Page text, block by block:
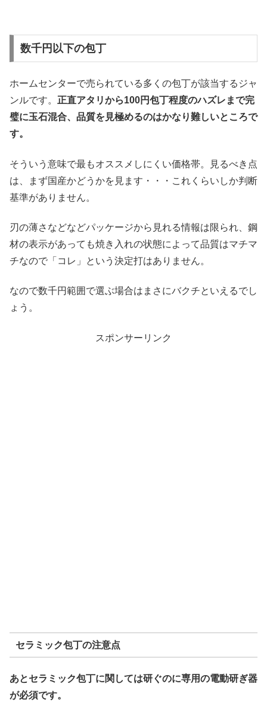
数千円以下の包丁
ホームセンターで売られている多くの包丁が該当するジャ
ンルです。 正直アタリから100円包丁程度のハズレまで完
璧に玉石混合、品質を見極めるのはかなり難しいところで
す。
そういう意味で最もオススメしにくい価格帯。見るべき点
は、まず国産かどうかを見ます・・・これくらいしか判断
基準がありません。
刃の薄さなどなどパッケージから見れる情報は限られ、鋼
材の表示があっても焼き入れの状態によって品質はマチマ
チなので「コレ」という決定打はありません。
なので数千円範囲で選ぶ場合はまさにバクチといえるでし
ょう。
スポンサーリンク
セラミック包丁の注意点
あとセラミック包丁に関しては研ぐのに専用の電動研ぎ器
が必須です。